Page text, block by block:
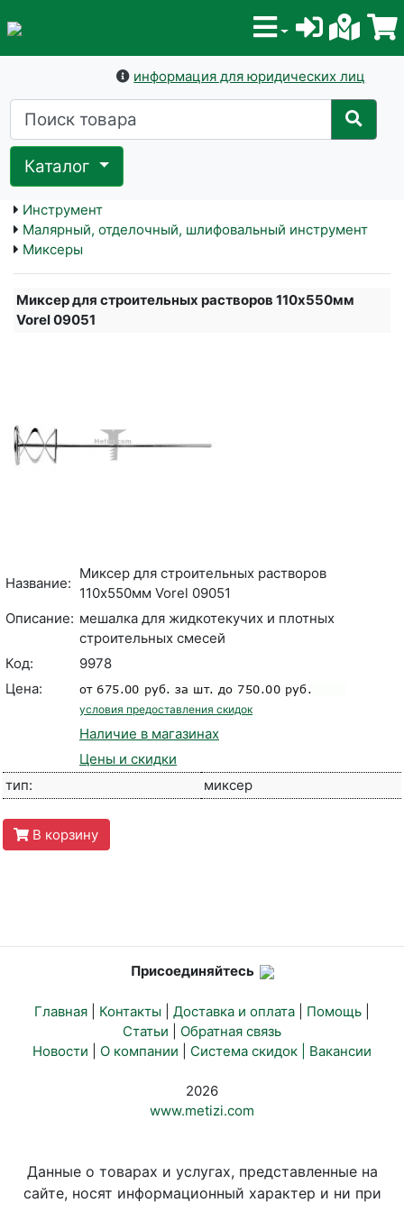
информация для юридических лиц
Каталог
Инструмент
Малярный, отделочный, шлифовальный инструмент
Миксеры
Миксер для строительных растворов 110х550мм
Vorel 09051
Название:
Миксер для строительных растворов
110х550мм Vorel 09051
Описание: мешалка для жидкотекучих и плотных
строительных смесей
Код:
9978
Цена:
условия предоставления скидок
Наличие в магазинах
Цены и скидки
тип:
миксер
В корзину
Присоединяйтесь
Главная Контакты Доставка и оплата Помощь
Статьи
Обратная связь
Новости
О компании Система скидок | Вакансии
2026
www.metizi.com
Данные о товарах и услугах, представленные на
сайте, носят информационный характер и ни при